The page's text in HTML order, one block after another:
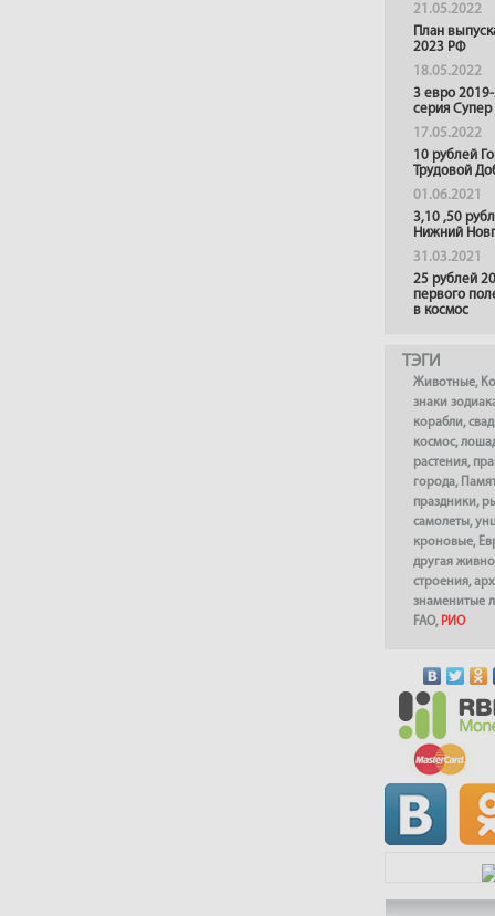
21.05.2022
План
2023 РФ
18.05.2022
3 евро
серия
17.05.2022
10 рублей
Трудовой
01.06.2021
3,10 ,50
Нижний
31.03.2021
25 рублей
первого
в космос
ТЭГИ
Животные,
знаки
корабли,
космос,
растения,
города,
праздники,
самолеты,
кроновые,
другая
строения,
знаменитые
FAO, РИО